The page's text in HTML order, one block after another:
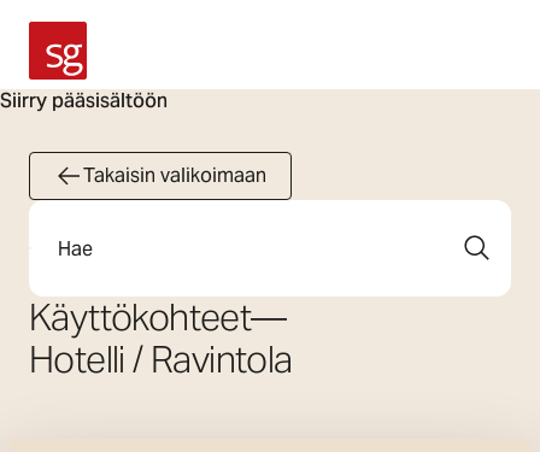
Siirry pääsisältöön
SG Armaturen
Takaisin valikoimaan
Etsi
Käyttökohteet—
Hotelli / Ravintola